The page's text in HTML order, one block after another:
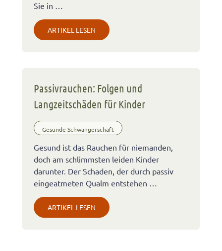
Sie in …
ARTIKEL LESEN
Passivrauchen: Folgen und
Langzeitschäden für Kinder
Gesunde Schwangerschaft
Gesund ist das Rauchen für niemanden,
doch am schlimmsten leiden Kinder
darunter. Der Schaden, der durch passiv
eingeatmeten Qualm entstehen …
ARTIKEL LESEN